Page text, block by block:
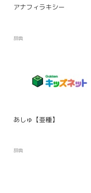
アナフィラキシー
辞典
あしゅ【亜種】
辞典